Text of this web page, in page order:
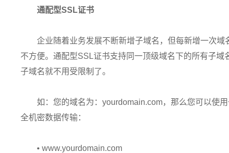
通配型SSL证书
企业随着业务发展不断新增子域名，但每新增一次
不方便。通配型SSL证书支持同一顶级域名下的所有子
子域名就不用受限制了。
如：您的域名为：yourdomain.com，那么您可以使
全机密数据传输：
• www.yourdomain.com